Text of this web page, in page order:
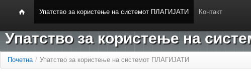
Упатство за користење на системот ПЛАГИЈАТИ Контакт
Упатство за користење на
Почетна / Упатство за користење на системот ПЛАГИЈАТИ